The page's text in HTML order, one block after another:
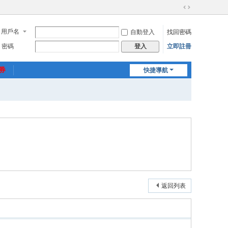
切
到
寬
用戶名 自動登入
找回密碼
密碼
登入 立即註冊
快捷導航
返回列表